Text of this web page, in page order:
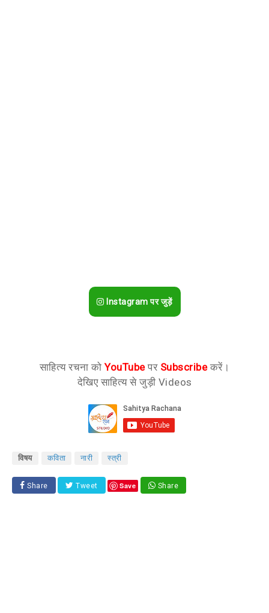
Instagram पर जुड़ें
साहित्य रचना कोYouTubeपर Subscribeकरें।
देखिए साहित्य से जुड़ी Videos
विषय कविता नारी स्त्री
Share Tweet Save Share